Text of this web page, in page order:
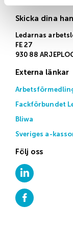
Skicka dina
Ledarnas
FE 27
930 88
Externa länkar
Fackförbundet
Bliwa
Sveriges a-
Följ oss